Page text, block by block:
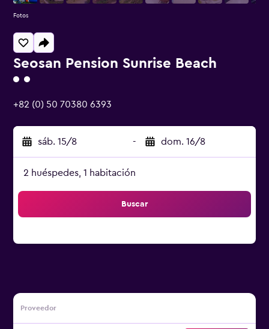
Seosan Pension Sunrise Beach
Categoría 2
+82 (0) 50 70380 6393
sáb. 15/8 - dom. 16/8
2 huéspedes, 1 habitación
Buscar
Proveedor
Fotos